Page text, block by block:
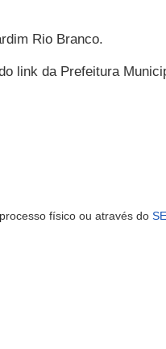
Rio Branco.
link da Prefeitura
processo físico ou através do